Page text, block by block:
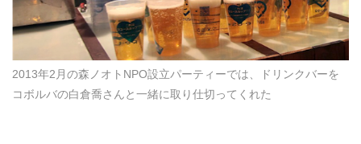
2013年2月の森ノオトNPO設立パーティーでは、ドリンクバーを
コボルバの白倉喬さんと一緒に取り仕切ってくれた